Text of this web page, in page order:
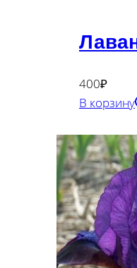
400₽
В корзину